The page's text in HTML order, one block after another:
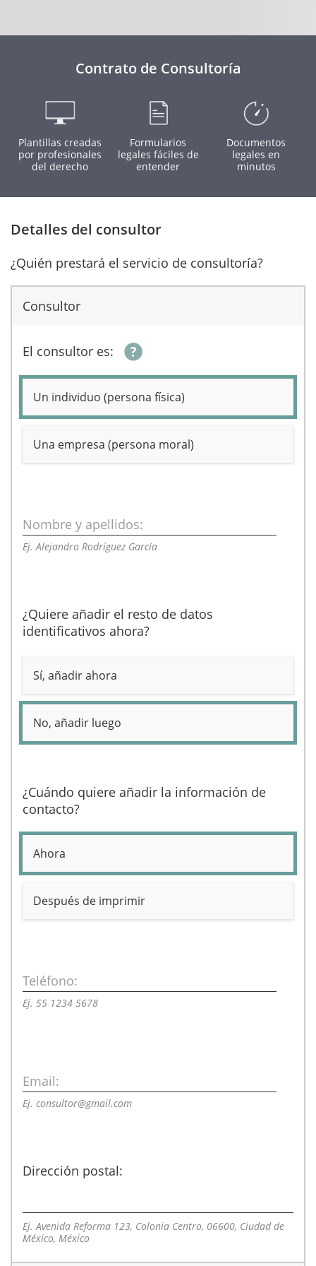
Contrato de Consultoría
Plantillas creadas
por profesionales
del derecho
Formularios
legales fáciles de
entender
Documentos
legales en
minutos
Detalles del consultor
¿Quién prestará el servicio de consultoría?
Consultor
El consultor es:
Un individuo (persona física)
Una empresa (persona moral)
Nombre y apellidos:
Ej. Alejandro Rodríguez García
¿Quiere añadir el resto de datos
identificativos ahora?
Sí, añadir ahora
No, añadir luego
¿Cuándo quiere añadir la información de
contacto?
Ahora
Después de imprimir
Teléfono:
Ej. 55 1234 5678
Email:
Ej. consultor@gmail.com
Dirección postal:
Ej. Avenida Reforma 123, Colonia Centro, 06600, Ciudad de
México, México